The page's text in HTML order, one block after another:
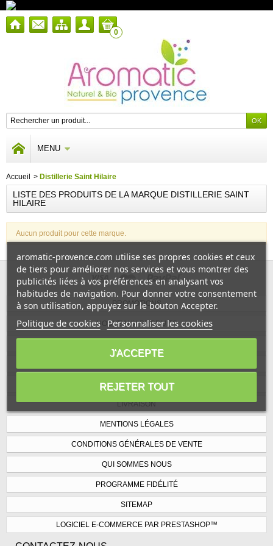
0
MENU
Accueil > Distillerie Saint Hilaire
LISTE DES PRODUITS DE LA MARQUE DISTILLERIE SAINT
HILAIRE
Aucun produit pour cette marque.
PROMOTIONS
NOUVEAUX PRODUITS
CONTACTEZ-NOUS
LIVRAISON
MENTIONS LÉGALES
CONDITIONS GÉNÉRALES DE VENTE
QUI SOMMES NOUS
PROGRAMME FIDÉLITÉ
SITEMAP
LOGICIEL E-COMMERCE PAR PRESTASHOP™
aromatic-provence.com utilise ses propres cookies et ceux
de tiers pour améliorer nos services et vous montrer des
publicités liées à vos préférences en analysant vos
habitudes de navigation. Pour donner votre consentement
à son utilisation, appuyez sur le bouton Accepter.
Politique de cookies Personnaliser les cookies
REJETER TOUT
J'ACCEPTE